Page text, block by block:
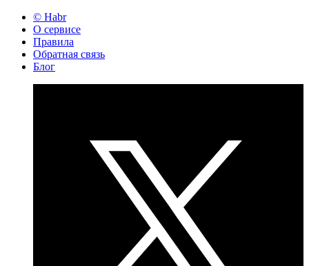
© Habr
О сервисе
Правила
Обратная связь
Блог